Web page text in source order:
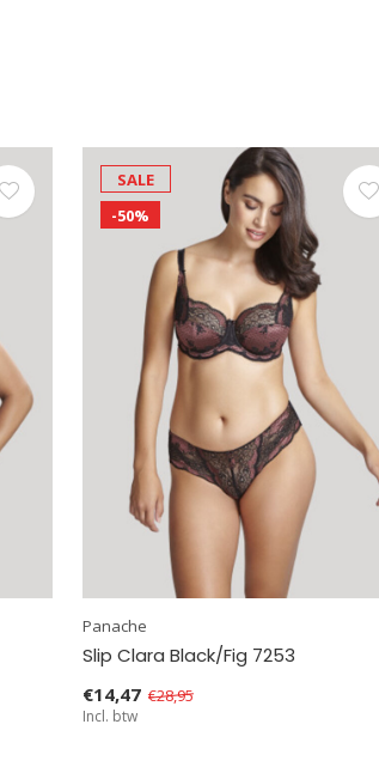
SALE
-50%
Panache
Slip Clara Black/Fig 7253
€14,47 €28,95
Incl. btw